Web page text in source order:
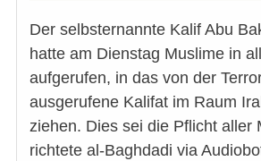
Der selbsternannte Kalif Abu
hatte am Dienstag Muslime in
aufgerufen, in das von der
ausgerufene Kalifat im Raum
ziehen. Dies sei die Pflicht aller
richtete al-Baghdadi via